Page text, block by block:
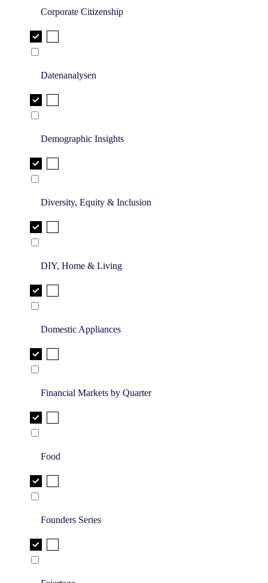
Corporate Citizenship
Datenanalysen
Demographic Insights
Diversity, Equity & Inclusion
DIY, Home & Living
Domestic Appliances
Financial Markets by Quarter
Food
Founders Series